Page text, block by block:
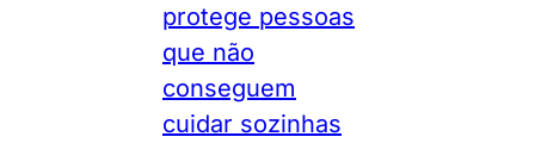
protege pessoas
que não
conseguem
cuidar sozinhas